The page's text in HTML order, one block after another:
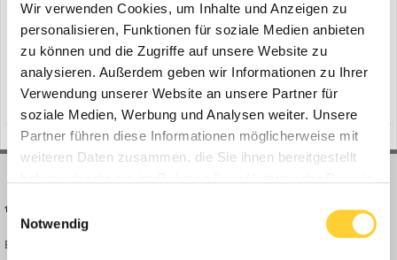
Wir verwenden Cookies, um Inhalte und Anzeigen zu
personalisieren, Funktionen für soziale Medien anbieten
zu können und die Zugriffe auf unsere Website zu
analysieren. Außerdem geben wir Informationen zu Ihrer
Verwendung unserer Website an unsere Partner für
soziale Medien, Werbung und Analysen weiter. Unsere
Partner führen diese Informationen möglicherweise mit
weiteren Daten zusammen, die Sie ihnen bereitgestellt
Einwilligungsauswahl
Notwendig
Stuhr, 10.01.2023 - Am 24. Januar startet das Messe- und
Veranstaltungsjahr 2023 mit dem Großseminar des Verbandes der
Baubranche, Umwelt- und Maschinentechnik e.V. (VDBUM) im
Kongresszentrum Sauerland Stern Hotel in Willingen. Wolfgang
Bosbach, langjähriger CDUBundestagsabgeordneter, der über
Parte...
11. Januar 2023
branchentreff fachausstellung (und 8 weitere)
Bauforum24 News